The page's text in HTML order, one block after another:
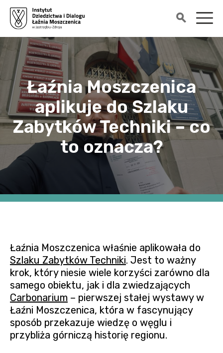
Łaźnia Moszczenica
aplikuje do Szlaku
Zabytków Techniki – co
to oznacza?
Łaźnia Moszczenica właśnie aplikowała do
Szlaku Zabytków Techniki. Jest to ważny
krok, który niesie wiele korzyści zarówno dla
samego obiektu, jak i dla zwiedzających
Carbonarium – pierwszej stałej wystawy w
Łaźni Moszczenica, która w fascynujący
sposób przekazuje wiedzę o węglu i
przybliża górniczą historię regionu.